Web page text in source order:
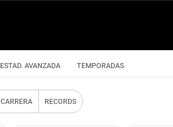
ESTAD. AVANZADA TEMPORADAS
CARRERA RECORDS